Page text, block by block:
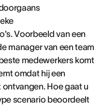
Voorbeeld van een
manager van een team
medewerkers komt
omdat hij een
Hoe gaat u
scenario beoordeelt